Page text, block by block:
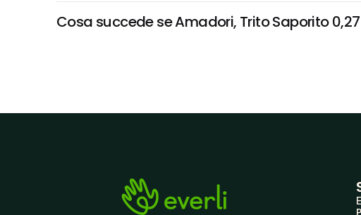
Cosa succede se Amadori, Trito Saporito